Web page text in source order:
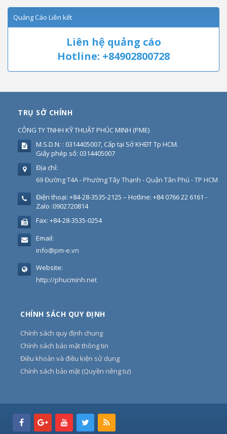
Quảng Cáo Liên kết
Liên hệ quảng cáo
Hotline: +84902800728
TRỤ SỞ CHÍNH
CÔNG TY TNHH KỸ THUẬT PHÚC MINH (PME)
M.S.D.N: : 0314405007, Cấp tại Sở KHĐT Tp HCM.
Giấy phép số: 0314405007
Địa chỉ:
69 Đường T4A - Phường Tây Thạnh - Quận Tân Phú - TP HCM
Điện thoại: +84-28-3535-2125 – Hotline: +84 0766 22 6161 -
Zalo :0902720814
Fax: +84-28-3535-0254
Email:
info@pm-e.vn
Website:
http://phucminh.net
CHÍNH SÁCH QUY ĐỊNH
Chính sách quy định chung
Chính sách bảo mật thông tin
Điều khoản và điều kiện sử dụng
Chính sách bảo mật (Quyền riêng tư)